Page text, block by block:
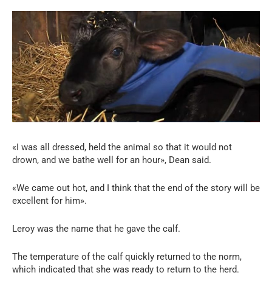
«I was all dressed, held the animal so that it would not
drown, and we bathe well for an hour», Dean said.
«We came out hot, and I think that the end of the story will be
excellent for him».
Leroy was the name that he gave the calf.
The temperature of the calf quickly returned to the norm,
which indicated that she was ready to return to the herd.